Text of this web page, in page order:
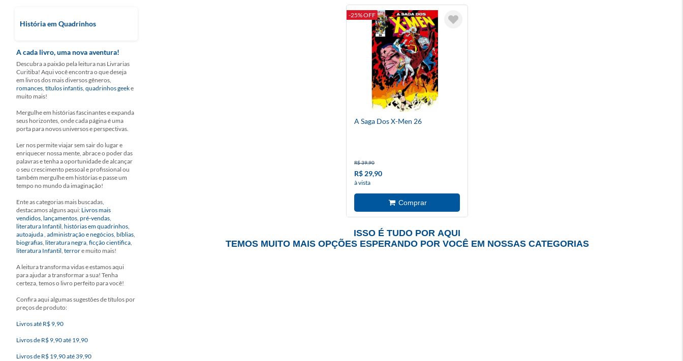
História em Quadrinhos
A cada livro, uma nova aventura!
Descubra a paixão pela leitura nas Livrarias
Curitiba! Aqui você encontra o que deseja
em livros dos mais diversos gêneros,
romances, títulos infantis, quadrinhos geeke
muito mais!
Mergulhe em histórias fascinantes e expanda
seus horizontes, onde cada página é uma
porta para novos universos e perspectivas.
Ler nos permite viajar sem sair do lugar e
enriquecer nossa mente, abrace o poder das
palavras e tenha a oportunidade de alcançar
o seu crescimento pessoal e profissional ou
também mergulhe em histórias e passe um
tempo no mundo da imaginação!
Ente as categorias mais buscadas,
destacamos alguns aqui: Livros mais
vendidos, lançamentos, pré-vendas,
literatura Infantil, histórias em quadrinhos,
autoajuda, administração e negócios, bíblias,
biografias, literatura negra, ficção cientifica,
literatura Infantil, terrore muito mais!
A leitura transforma vidas e estamos aqui
para ajudar a transformar a sua! Tenha
certeza, temos o livro perfeito para você!
Confira aqui algumas sugestões de títulos por
preços de produto:
Livros até R$ 9,90
Livros de R$ 9,90 até 19,90
Livros de R$ 19,90 até 39,90
-25% OFF
A Saga Dos X-Men 26
R$ 39,90
R$ 29,90
à vista
ISSO É TUDO POR AQUI
TEMOS MUITO MAIS OPÇÕES ESPERANDO POR VOCÊ EM NOSSAS CATEGORIAS